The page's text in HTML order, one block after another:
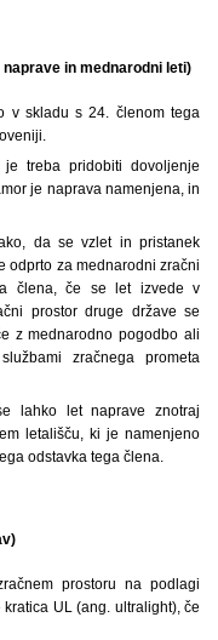
in mednarodni leti)
v skladu s 24. členom tega
treba pridobiti dovoljenje
je naprava namenjena, in
da se vzlet in pristanek
odprto za mednarodni zračni
člena, če se let izvede v
prostor druge države se
z mednarodno pogodbo ali
zračnega prometa
lahko let naprave znotraj
letališču, ki je namenjeno
odstavka tega člena.
prostoru na podlagi
UL (ang. ultralight), če